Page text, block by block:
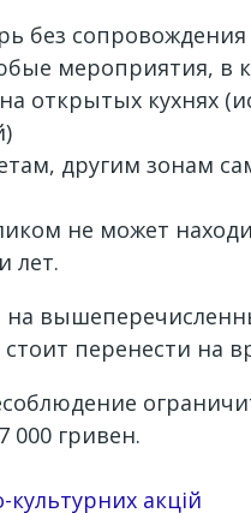
без
мероприятия, в
открытых кухнях
другим зонам
не может
лет.
перенести на
000 гривен.
акцій